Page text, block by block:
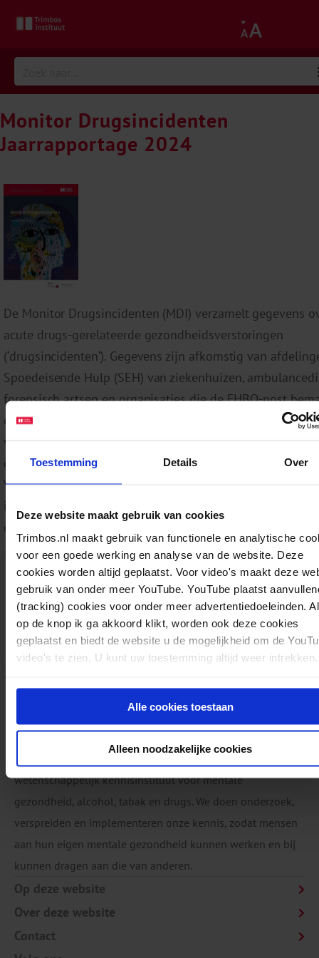
Toestemming Details Over
Deze website maakt gebruik van cookies
Trimbos.nl maakt gebruik van functionele en analytische
voor een goede werking en analyse van de website. Deze
cookies worden altijd geplaatst. Voor video's maakt deze
gebruik van onder meer YouTube. YouTube plaatst
(tracking) cookies voor onder meer advertentiedoeleinden.
op de knop ik ga akkoord klikt, worden ook deze cookies
geplaatst en biedt de website u de mogelijkheid om de
video's te zien. U kunt uw toestemming altijd weer intrekken.
Alle cookies toestaan
Alleen noodzakelijke cookies
Monitor Drugsincidenten
Jaarrapportage 2024
De Monitor Drugsincidenten (MDI) verzamelt gegevens
acute drugs-gerelateerde gezondheidsverstoringen
(‘drugsincidenten’). Gegevens zijn afkomstig van
Spoedeisende Hulp (SEH) van ziekenhuizen,
forensisch artsen en organisaties die de EHBO-post
op grootschalige evenementen en (dance) feesten in
verschillende delen van het land. Als aanvullende bron
gegevens gebruikt van het Letsel Informatie Systeem
VeiligheidNL. Dankzij de verschillende bronnen ontstaat
indicatief beeld van de acute problemen die zich
drugsgebruik, zonder dat alle incidenten worden
Download: Monitor Drugsincidenten Jaarrapportage 2024
TRI-41-031 Rapporten Drugs 13-05-2026
pdf
S. van Winkel, N. Hutten, B. Salar, S. Noach, H. Valkenberg, M. van Laar
en L. Smit-Rigter
98 pagina's
Het Trimbos-instituut is een onafhankelijk,
wetenschappelijk kennisinstituut voor mentale
gezondheid, alcohol, tabak en drugs. We doen onderzoek,
verspreiden en implementeren onze kennis, zodat mensen
aan hun eigen mentale gezondheid kunnen werken en bij
kunnen dragen aan die van anderen.
Op deze website
Over deze website
Contact